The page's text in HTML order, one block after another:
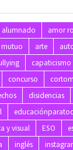
alumnado
amor
arte
capaticismo
concurso
disidencias
y visual
ESO
inglés